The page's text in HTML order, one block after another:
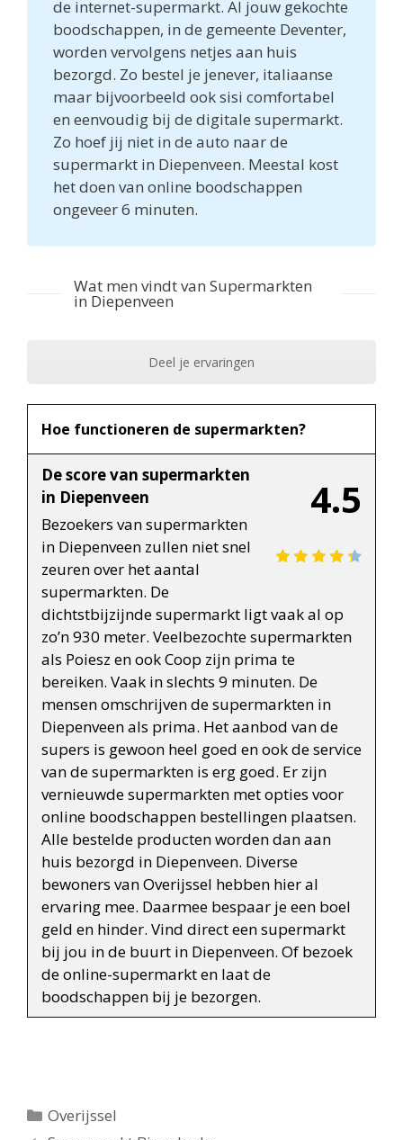
de internet-supermarkt. Al jouw gekochte
boodschappen, in de gemeente Deventer,
worden vervolgens netjes aan huis
bezorgd. Zo bestel je jenever, italiaanse
maar bijvoorbeeld ook sisi comfortabel
en eenvoudig bij de digitale supermarkt.
Zo hoef jij niet in de auto naar de
supermarkt in Diepenveen. Meestal kost
het doen van online boodschappen
ongeveer 6 minuten.
Wat men vindt van Supermarkten
in Diepenveen
Deel je ervaringen
Hoe functioneren de supermarkten?
4.5
De score van supermarkten
in Diepenveen
Bezoekers van supermarkten
in Diepenveen zullen niet snel
zeuren over het aantal
supermarkten. De
dichtstbijzijnde supermarkt ligt vaak al op
zo’n 930 meter. Veelbezochte supermarkten
als Poiesz en ook Coop zijn prima te
bereiken. Vaak in slechts 9 minuten. De
mensen omschrijven de supermarkten in
Diepenveen als prima. Het aanbod van de
supers is gewoon heel goed en ook de service
van de supermarkten is erg goed. Er zijn
vernieuwde supermarkten met opties voor
online boodschappen bestellingen plaatsen.
Alle bestelde producten worden dan aan
huis bezorgd in Diepenveen. Diverse
bewoners van Overijssel hebben hier al
ervaring mee. Daarmee bespaar je een boel
geld en hinder. Vind direct een supermarkt
bij jou in de buurt in Diepenveen. Of bezoek
de online-supermarkt en laat de
boodschappen bij je bezorgen.
Categorieën
Overijssel